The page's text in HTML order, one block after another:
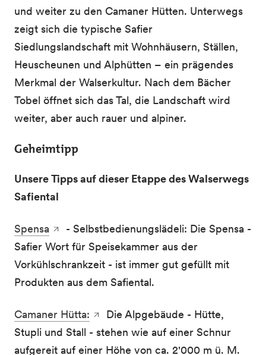
und weiter zu den Camaner Hütten. Unterwegs
zeigt sich die typische Safier
Siedlungslandschaft mit Wohnhäusern, Ställen,
Heuscheunen und Alphütten – ein prägendes
Merkmal der Walserkultur. Nach dem Bächer
Tobel öffnet sich das Tal, die Landschaft wird
weiter, aber auch rauer und alpiner.
Geheimtipp
Unsere Tipps auf dieser Etappe des Walserwegs
Safiental
Spensa
- Selbstbedienungslädeli: Die Spensa -
Safier Wort für Speisekammer aus der
Vorkühlschrankzeit - ist immer gut gefüllt mit
Produkten aus dem Safiental.
Camaner Hütta:
Die Alpgebäude - Hütte,
Stupli und Stall - stehen wie auf einer Schnur
aufgereit auf einer Höhe von ca. 2'000 m ü. M.